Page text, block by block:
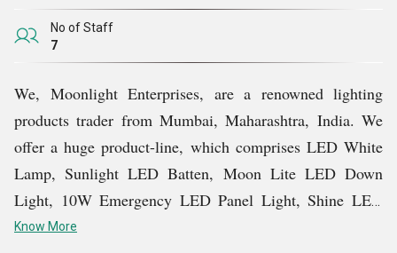
No of Staff
7
We, Moonlight Enterprises, are a renowned lighting
products trader from Mumbai, Maharashtra, India. We
offer a huge product-line, which comprises LED White
Lamp, Sunlight LED Batten, Moon Lite LED Down
Light, 10W Emergency LED Panel Light, Shine LED
Night Lamp, Globe Wall Light, Flexi Spot Light, LED
Know More